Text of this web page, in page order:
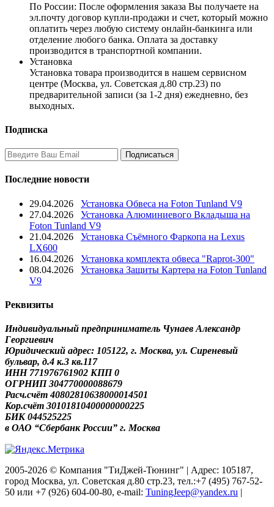
По России: После оформления заказа Вы получаете на
эл.почту договор купли-продажи и счет, который можно
оплатить через любую систему онлайн-банкинга или
отделение любого банка. Оплата за доставку
производится в транспортной компании.
Установка
Установка товара производится в нашем сервисном
центре (Москва, ул. Советская д.80 стр.23) по
предварительной записи (за 1-2 дня) ежедневно, без
выходных.
Подписка
Последние новости
29.04.2026
Установка Обвеса на Foton Tunland V9
27.04.2026
Установка Алюминиевого Вкладыша на
Foton Tunland V9
21.04.2026
Установка Съёмного Фаркопа на Lexus
LX600
16.04.2026
Установка комплекта обвеса "Raprot-300"
08.04.2026
Установка Защиты Картера на Foton Tunland
V9
Реквизиты
Индивидуальный предприниматель Чунаев Александр
Георгиевич
Юридический адрес: 105122, г. Москва, ул. Сиреневый
бульвар, д.4 к.3 кв.117
ИНН 771976761902 КПП 0
ОГРНИП 304770000088679
Расч.счёт 40802810638000014501
Кор.счёт 30101810400000000225
БИК 044525225
в ОАО “Сбербанк России” г. Москва
2005-2026 © Компания "ТиДжей-Тюнинг" | Адрес: 105187,
город Москва, ул. Советская д.80 стр.23, тел.:+7 (495) 767-52-
50 или +7 (926) 604-00-80, e-mail: TuningJeep@yandex.ru |